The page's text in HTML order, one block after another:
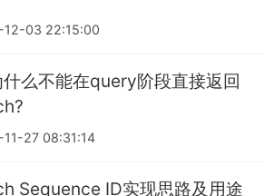
03 22:15:00
么不能在query阶段直接返回
27 08:31:14
Sequence ID实现思路及用途